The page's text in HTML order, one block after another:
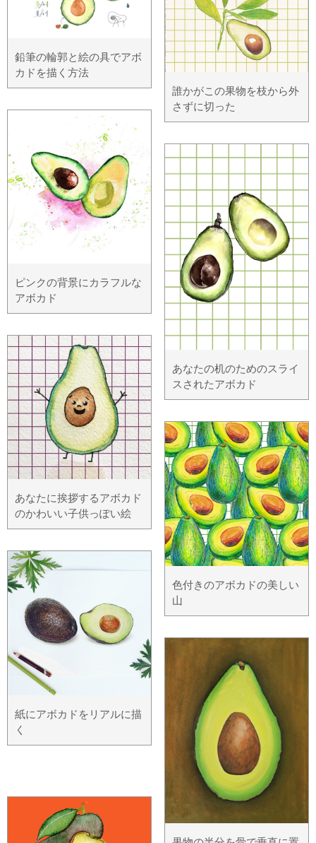
鉛筆の輪郭と絵の具でアボ
カドを描く方法
ピンクの背景にカラフルな
アボカド
あなたに挨拶するアボカド
のかわいい子供っぽい絵
紙にアボカドをリアルに描
く
誰かがこの果物を枝から外
さずに切った
あなたの机のためのスライ
スされたアボカド
色付きのアボカドの美しい
山